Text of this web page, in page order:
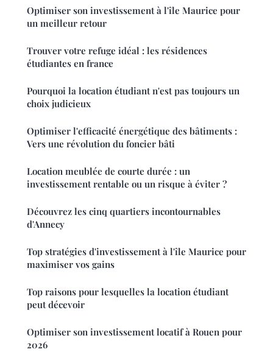
Optimiser son investissement à l'île Maurice pour
un meilleur retour
Trouver votre refuge idéal : les résidences
étudiantes en france
Pourquoi la location étudiant n'est pas toujours un
choix judicieux
Optimiser l'efficacité énergétique des bâtiments :
Vers une révolution du foncier bâti
Location meublée de courte durée : un
investissement rentable ou un risque à éviter ?
Découvrez les cinq quartiers incontournables
d'Annecy
Top stratégies d'investissement à l'île Maurice pour
maximiser vos gains
Top raisons pour lesquelles la location étudiant
peut décevoir
Optimiser son investissement locatif à Rouen pour
2026